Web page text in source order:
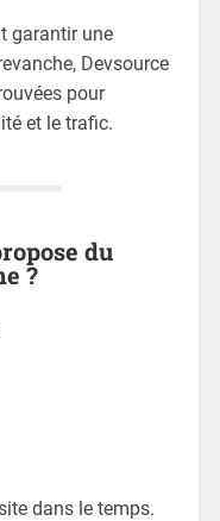
garantir une
Devsource
pour
et le trafic.
du
?
dans le temps.